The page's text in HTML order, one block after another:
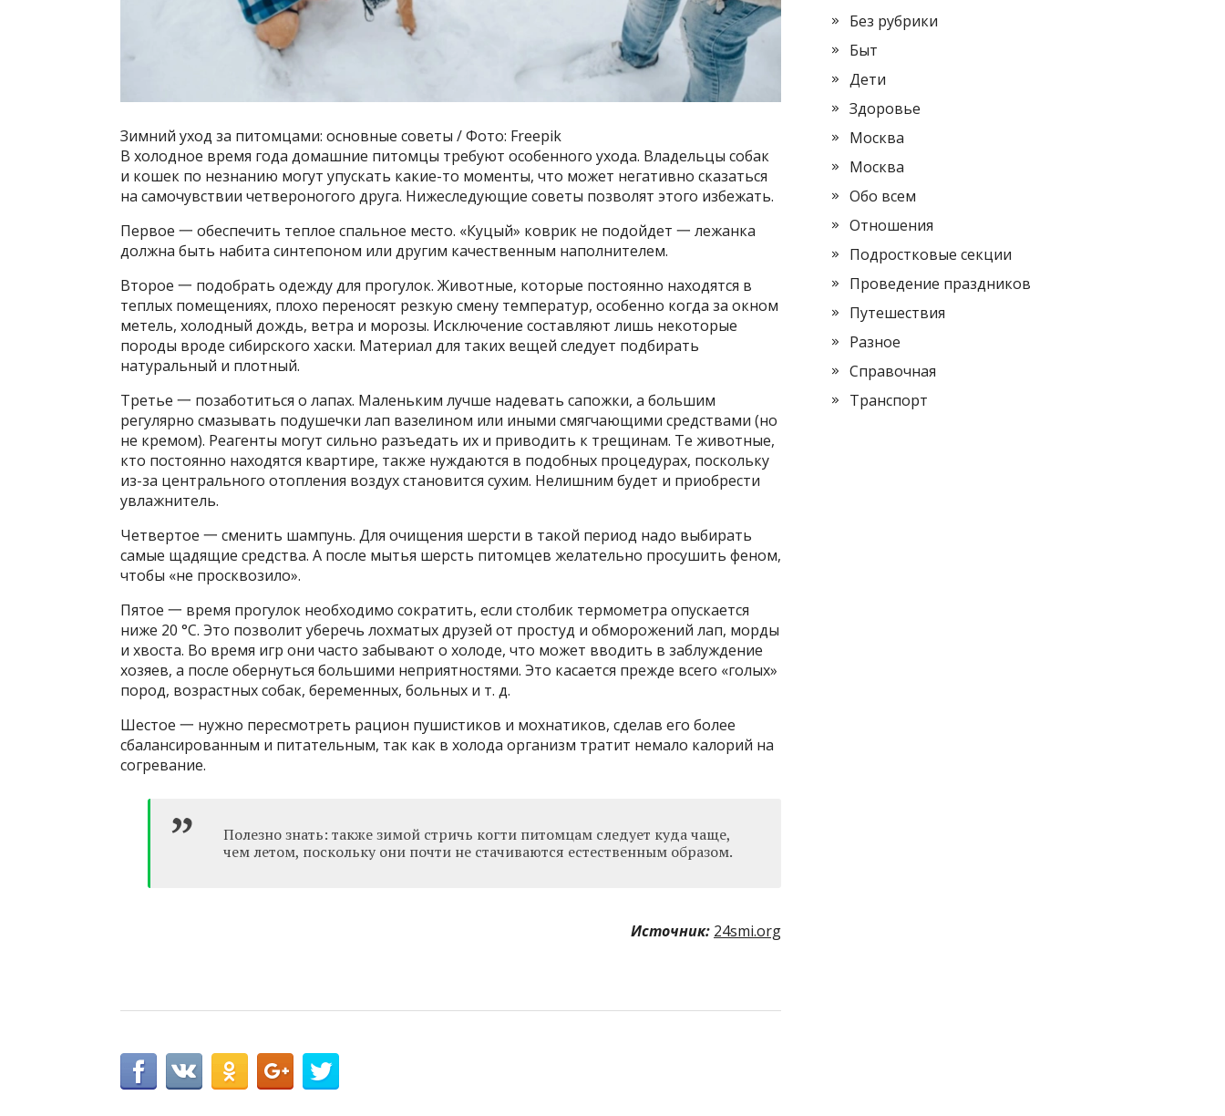
Зимний уход за питомцами: основные советы / Фото: Freepik
В холодное время года домашние питомцы требуют особенного ухода. Владельцы собак
и кошек по незнанию могут упускать какие-то моменты, что может негативно сказаться
на самочувствии четвероногого друга. Нижеследующие советы позволят этого избежать.
Первое 一 обеспечить теплое спальное место. «Куцый» коврик не подойдет 一 лежанка
должна быть набита синтепоном или другим качественным наполнителем.
Второе 一 подобрать одежду для прогулок. Животные, которые постоянно находятся в
теплых помещениях, плохо переносят резкую смену температур, особенно когда за окном
метель, холодный дождь, ветра и морозы. Исключение составляют лишь некоторые
породы вроде сибирского хаски. Материал для таких вещей следует подбирать
натуральный и плотный.
Третье 一 позаботиться о лапах. Маленьким лучше надевать сапожки, а большим
регулярно смазывать подушечки лап вазелином или иными смягчающими средствами (но
не кремом). Реагенты могут сильно разъедать их и приводить к трещинам. Те животные,
кто постоянно находятся квартире, также нуждаются в подобных процедурах, поскольку
из-за центрального отопления воздух становится сухим. Нелишним будет и приобрести
увлажнитель.
Четвертое 一 сменить шампунь. Для очищения шерсти в такой период надо выбирать
самые щадящие средства. А после мытья шерсть питомцев желательно просушить феном,
чтобы «не просквозило».
Пятое 一 время прогулок необходимо сократить, если столбик термометра опускается
ниже 20 °C. Это позволит уберечь лохматых друзей от простуд и обморожений лап, морды
и хвоста. Во время игр они часто забывают о холоде, что может вводить в заблуждение
хозяев, а после обернуться большими неприятностями. Это касается прежде всего «голых»
пород, возрастных собак, беременных, больных и т. д.
Шестое 一 нужно пересмотреть рацион пушистиков и мохнатиков, сделав его более
сбалансированным и питательным, так как в холода организм тратит немало калорий на
согревание.
Полезно знать: также зимой стричь когти питомцам следует куда чаще,
чем летом, поскольку они почти не стачиваются естественным образом.
Источник: 24smi.org
Без рубрики
Быт
Дети
Здоровье
Москва
Москва
Обо всем
Отношения
Подростковые секции
Проведение праздников
Путешествия
Разное
Справочная
Транспорт